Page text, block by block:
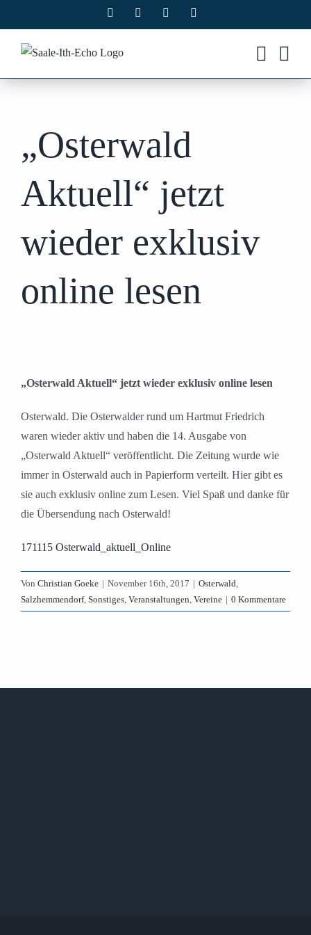
Inhalt
springen
Facebook Instagram
„Osterwald
Aktuell“ jetzt
wieder exklusiv
online lesen
„Osterwald Aktuell“ jetzt wieder exklusiv online lesen
Osterwald. Die Osterwalder rund um Hartmut Friedrich
waren wieder aktiv und haben die 14. Ausgabe von
„Osterwald Aktuell“ veröffentlicht. Die Zeitung wurde wie
immer in Osterwald auch in Papierform verteilt. Hier gibt es
sie auch exklusiv online zum Lesen. Viel Spaß und danke für
die Übersendung nach Osterwald!
171115 Osterwald_aktuell_Online
Von Christian Goeke | November 16th, 2017 | Osterwald,
Salzhemmendorf, Sonstiges, Veranstaltungen, Vereine | 0 Kommentare